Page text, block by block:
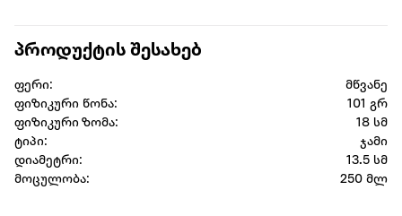
პროდუქტის შესახებ
ფერი:
მწვანე
ფიზიკური წონა:
101 გრ
ფიზიკური ზომა:
18 სმ
ტიპი:
ჯამი
დიამეტრი:
13.5 სმ
მოცულობა:
250 მლ